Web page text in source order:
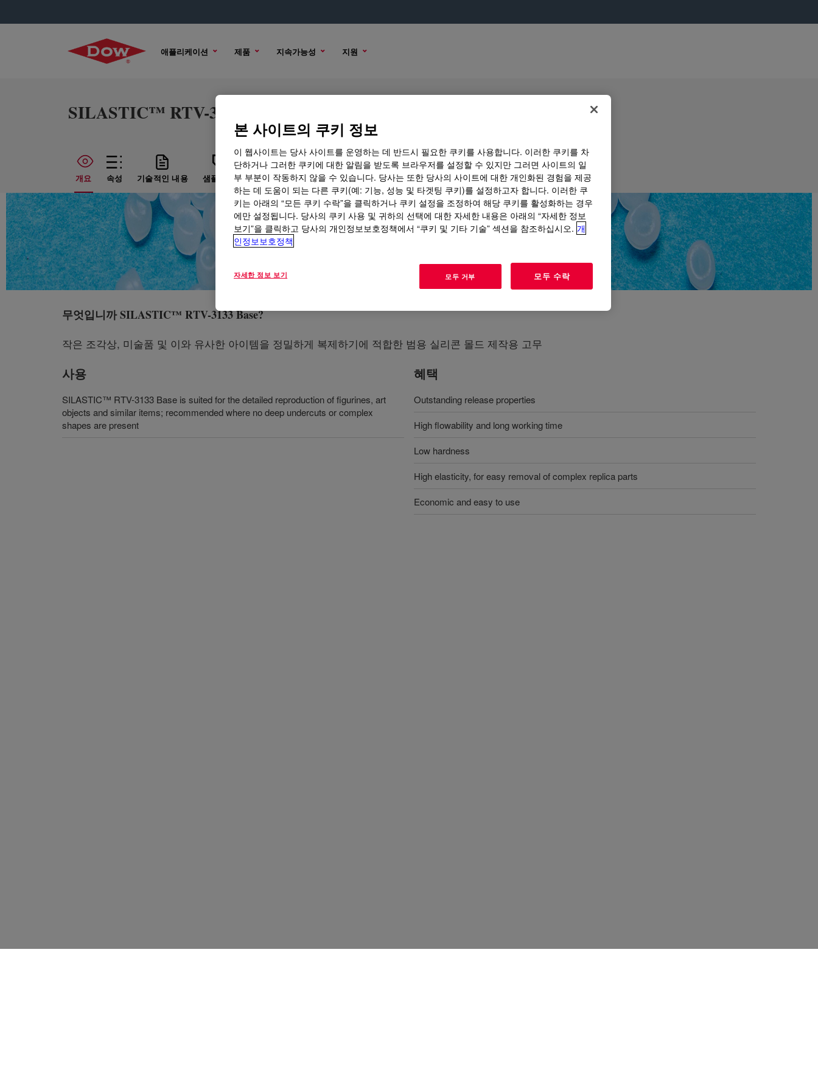
애플리케이션 제품 지속가능성 지원
SILASTIC™ RTV-3133 Base
개요 속성 기술적인 내용 샘플 옵션 구매 옵션
무엇입니까SILASTIC™ RTV-3133 Base?
작은 조각상, 미술품 및 이와 유사한 아이템을 정밀하게 복제하기에 적합한 범용 실리콘 몰드 제작용 고무
사용
SILASTIC™ RTV-3133 Base is suited for the detailed reproduction of figurines, art
objects and similar items; recommended where no deep undercuts or complex
shapes are present
혜택
Outstanding release properties
High flowability and long working time
Low hardness
High elasticity, for easy removal of complex replica parts
Economic and easy to use
본 사이트의 쿠키 정보
이 웹사이트는 당사 사이트를 운영하는 데 반드시 필요한 쿠키를 사용합니다. 이러한 쿠키를 차
단하거나 그러한 쿠키에 대한 알림을 받도록 브라우저를 설정할 수 있지만 그러면 사이트의 일
부 부분이 작동하지 않을 수 있습니다. 당사는 또한 당사의 사이트에 대한 개인화된 경험을 제공
하는 데 도움이 되는 다른 쿠키(예: 기능, 성능 및 타겟팅 쿠키)를 설정하고자 합니다. 이러한 쿠
키는 아래의 “모든 쿠키 수락”을 클릭하거나 쿠키 설정을 조정하여 해당 쿠키를 활성화하는 경우
에만 설정됩니다. 당사의 쿠키 사용 및 귀하의 선택에 대한 자세한 내용은 아래의 “자세한 정보
보기”을 클릭하고 당사의 개인정보보호정책에서 “쿠키 및 기타 기술” 섹션을 참조하십시오. 개
인정보보호정책
자세한 정보 보기 모두 거부 모두 수락